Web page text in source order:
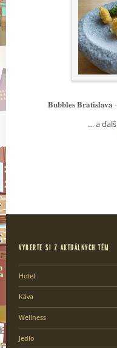
Bubbles Bratislava
… a
VYBERTE SI Z AKTUÁLNYCH TÉM
Hotel
Káva
Wellness
Jedlo